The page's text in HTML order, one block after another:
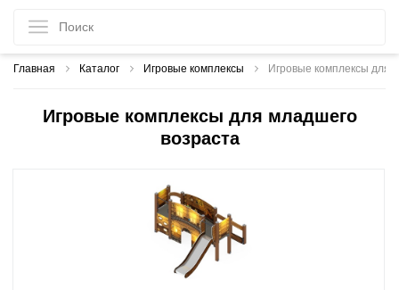
Главная Каталог Игровые комплексы Игровые комплексы для
Игровые комплексы для младшего
возраста